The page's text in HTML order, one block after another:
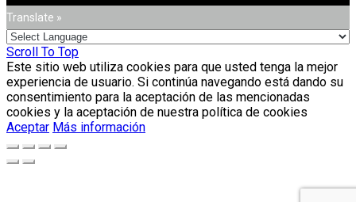
Translate »
Scroll To Top
Este sitio web utiliza cookies para que usted tenga la mejor
experiencia de usuario. Si continúa navegando está dando su
consentimiento para la aceptación de las mencionadas
cookies y la aceptación de nuestra política de cookies
Aceptar Más información